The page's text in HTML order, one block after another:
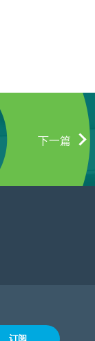
下一篇
订阅